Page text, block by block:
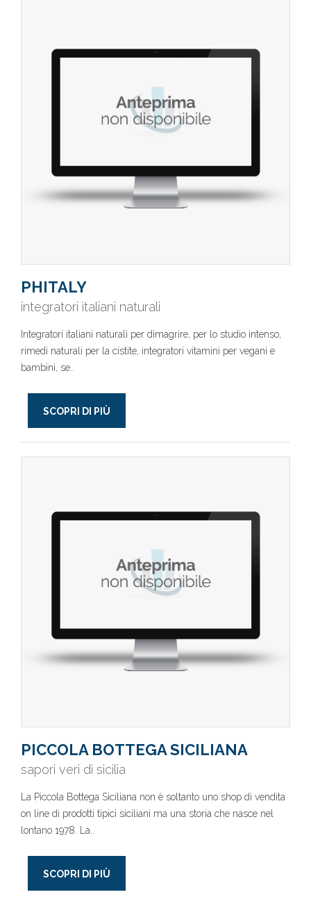
PHITALY
integratori italiani naturali
Integratori italiani naturali per dimagrire, per lo studio intenso,
rimedi naturali per la cistite, integratori vitamini per vegani e
bambini, se..
SCOPRI DI PIÙ
PICCOLA BOTTEGA SICILIANA
sapori veri di sicilia
La Piccola Bottega Siciliana non è soltanto uno shop di vendita
on line di prodotti tipici siciliani ma una storia che nasce nel
lontano 1978. La..
SCOPRI DI PIÙ